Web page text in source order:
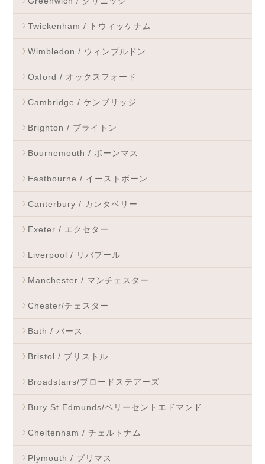
Twickenham / トウィッケナム
Wimbledon / ウィンブルドン
Oxford / オックスフォード
Cambridge / ケンブリッジ
Brighton / ブライトン
Bournemouth / ボーンマス
Eastbourne / イーストボーン
Canterbury / カンタベリー
Exeter / エクセター
Liverpool / リバプール
Manchester / マンチェスター
Chester/チェスター
Bath / バース
Bristol / ブリストル
Broadstairs/ブロードステアーズ
Bury St Edmunds/ベリーセントエドマンド
Cheltenham / チェルトナム
Plymouth / プリマス